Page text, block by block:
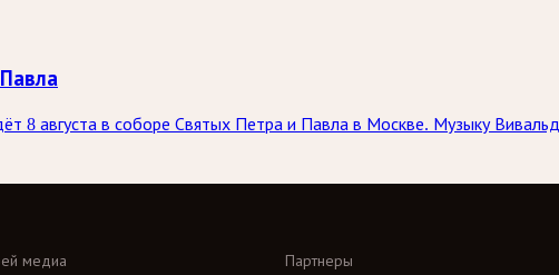
8 августа в соборе Святых Петра и Павла в Москве. Музыку
медиа Партнеры